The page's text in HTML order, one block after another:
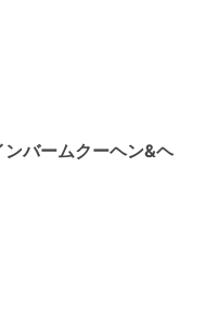
バームクーヘン&ヘ